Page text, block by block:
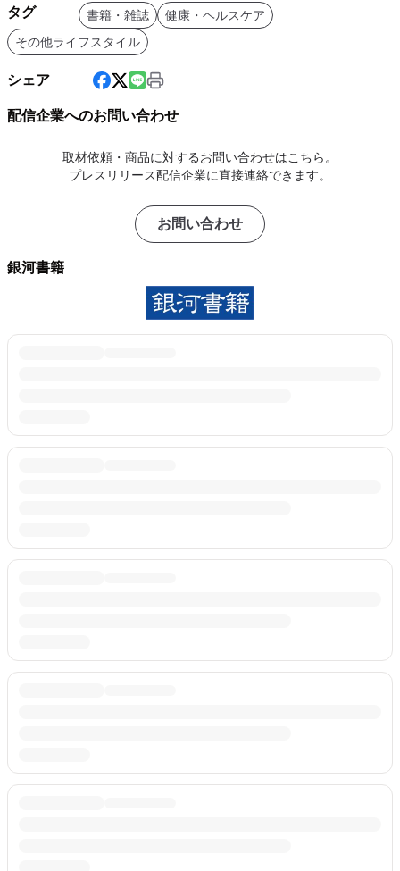
タグ 書籍・雑誌
健康・ヘルスケア
その他ライフスタイル
シェア
配信企業へのお問い合わせ
取材依頼・商品に対するお問い合わせはこちら。
プレスリリース配信企業に直接連絡できます。
お問い合わせ
銀河書籍